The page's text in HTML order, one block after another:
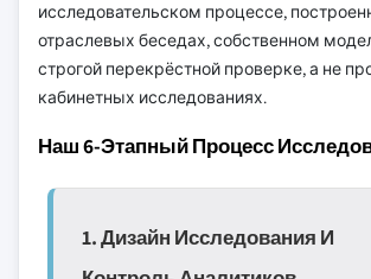
исследовательском процессе,
отраслевых беседах, собственном
строгой перекрёстной проверке, а не
кабинетных исследованиях.
Наш 6-Этапный Процесс
1. Дизайн Исследования И